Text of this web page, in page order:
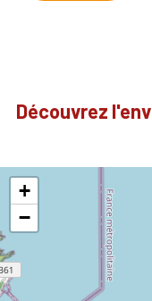
Découvrez
+
−